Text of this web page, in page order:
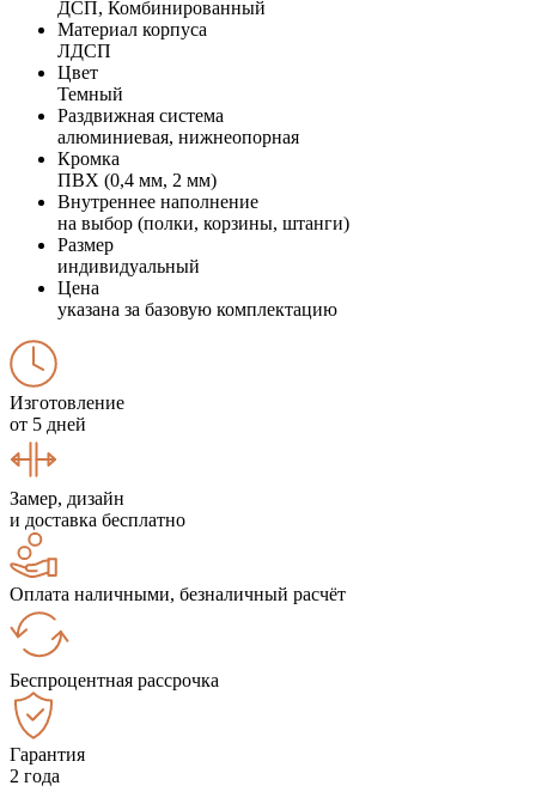
ДСП, Комбинированный
Материал корпуса
ЛДСП
Цвет
Темный
Раздвижная система
алюминиевая, нижнеопорная
Кромка
ПВХ (0,4 мм, 2 мм)
Внутреннее наполнение
на выбор (полки, корзины, штанги)
Размер
индивидуальный
Цена
указана за базовую комплектацию
Изготовление
от 5 дней
Замер, дизайн
и доставка бесплатно
Оплата наличными, безналичный расчёт
Беспроцентная рассрочка
Гарантия
2 года